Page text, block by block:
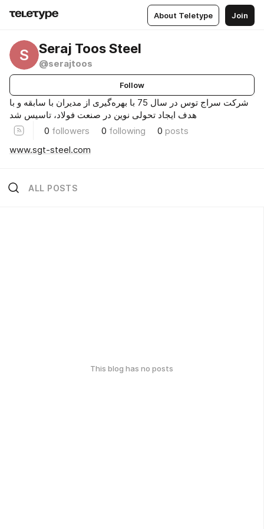
About Teletype Join
S Seraj Toos Steel
@serajtoos
Follow
شرکت سراج توس در سال 75 با بهره‌گیری از مدیران با سابقه و با
هدف ایجاد تحولی نوین در صنعت فولاد، تاسیس شد
0 followers 0 following 0 posts
www.sgt-steel.com
ALL POSTS
This blog has no posts